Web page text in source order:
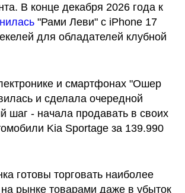
В конце декабря 2026 года к
"Рами Леви" с iPhone 17
для обладателей клубной
и смартфонах "Ошер
и сделала очередной
шаг - начала продавать в своих
Kia Sportage за 139.990
готовы торговать наиболее
рынке товарами даже в убыток